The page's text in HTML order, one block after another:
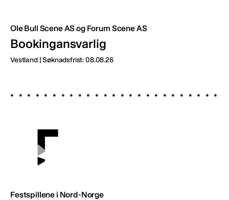
Ole Bull Scene AS og Forum Scene AS
Bookingansvarlig
Vestland | Søknadsfrist: 08.08.26
Festspillene i Nord-Norge